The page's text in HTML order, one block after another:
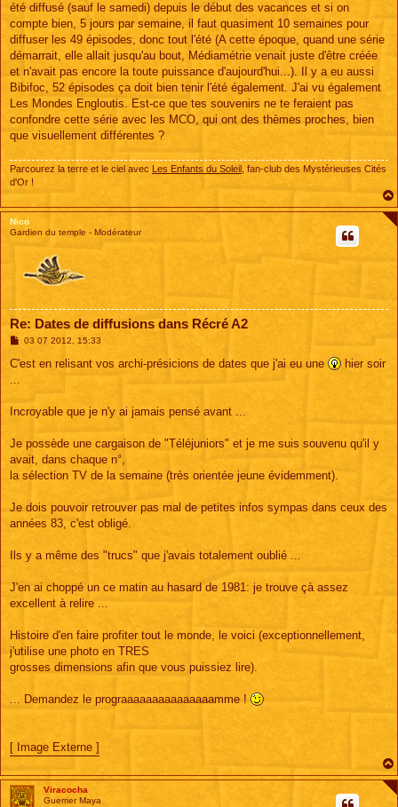
été diffusé (sauf le samedi) depuis le début des vacances et si on
compte bien, 5 jours par semaine, il faut quasiment 10 semaines pour
diffuser les 49 épisodes, donc tout l'été (A cette époque, quand une série
démarrait, elle allait jusqu'au bout, Médiamétrie venait juste d'être créée
et n'avait pas encore la toute puissance d'aujourd'hui...). Il y a eu aussi
Bibifoc, 52 épisodes ça doit bien tenir l'été également. J'ai vu également
Les Mondes Engloutis. Est-ce que tes souvenirs ne te feraient pas
confondre cette série avec les MCO, qui ont des thèmes proches, bien
que visuellement différentes ?
Parcourez la terre et le ciel avec Les Enfants du Soleil , fan-club des Mystérieuses Cités
d'Or !
Nico
Gardien du temple - Modérateur
Re: Dates de diffusions dans Récré A2
M
s
03 07 2012, 15:33
C'est en relisant vos archi-présicions de dates que j'ai eu une
hier soir
...
Incroyable que je n'y ai jamais pensé avant ...
Je possède une cargaison de "Téléjuniors" et je me suis souvenu qu'il y
avait, dans chaque n°,
la sélection TV de la semaine (très orientée jeune évidemment).
Je dois pouvoir retrouver pas mal de petites infos sympas dans ceux des
années 83, c'est obligé.
Ils y a même des "trucs" que j'avais totalement oublié ...
J'en ai choppé un ce matin au hasard de 1981: je trouve çà assez
excellent à relire ...
Histoire d'en faire profiter tout le monde, le voici (exceptionnellement,
j'utilise une photo en TRES
grosses dimensions afin que vous puissiez lire).
... Demandez le prograaaaaaaaaaaaaaamme !
[ Image Externe ]
Viracocha
Guerrier Maya